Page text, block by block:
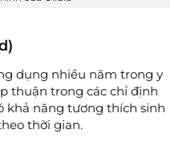
dụng nhiều năm trong y
thuận trong các chỉ định
khả năng tương thích sinh
thời gian.